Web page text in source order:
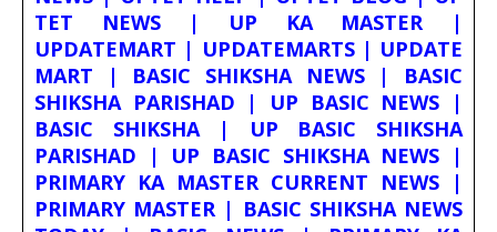
TET NEWS | UP KA MASTER |
UPDATEMART | UPDATEMARTS | UPDATE
MART | BASIC SHIKSHA NEWS | BASIC
SHIKSHA PARISHAD | UP BASIC NEWS |
BASIC SHIKSHA | UP BASIC SHIKSHA
PARISHAD | UP BASIC SHIKSHA NEWS |
PRIMARY KA MASTER CURRENT NEWS |
PRIMARY MASTER | BASIC SHIKSHA NEWS